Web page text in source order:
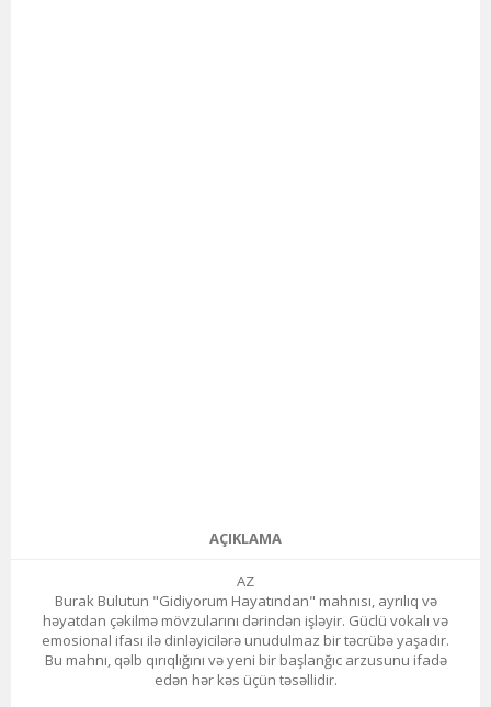
AÇIKLAMA
AZ
Burak Bulutun "Gidiyorum Hayatından" mahnısı, ayrılıq və
həyatdan çəkilmə mövzularını dərindən işləyir. Güclü vokalı və
emosional ifası ilə dinləyicilərə unudulmaz bir təcrübə yaşadır.
Bu mahnı, qəlb qırıqlığını və yeni bir başlanğıc arzusunu ifadə
edən hər kəs üçün təsəllidir.